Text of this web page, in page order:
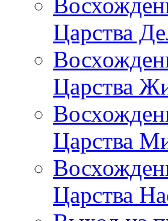
Царства
Царства
Царства
Царства